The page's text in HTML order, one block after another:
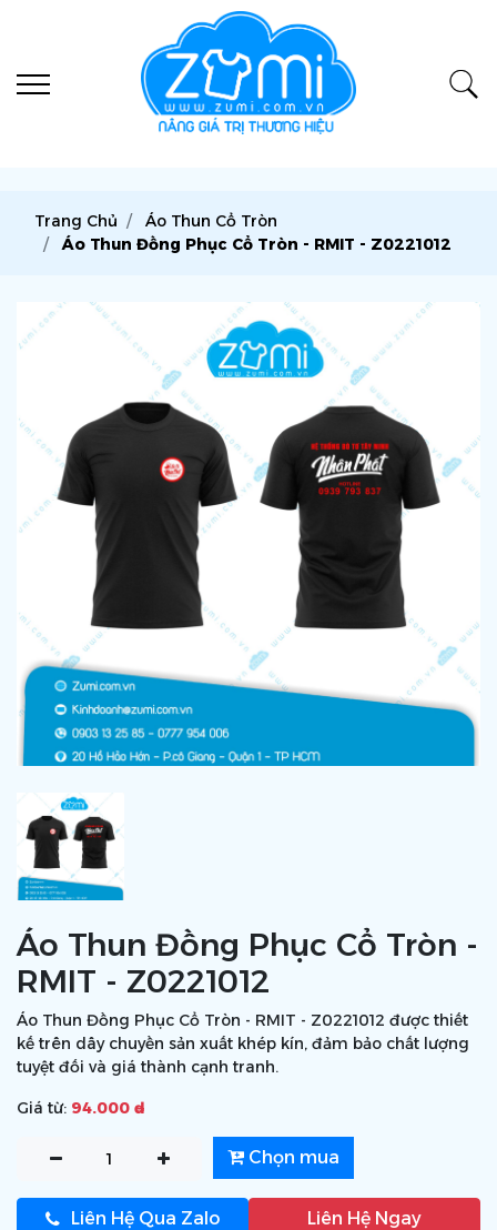
Trang Chủ
Áo Thun Cổ Tròn
Áo Thun Đồng Phục Cổ Tròn - RMIT - Z0221012
Áo Thun Đồng Phục Cổ Tròn -
RMIT - Z0221012
Áo Thun Đồng Phục Cổ Tròn - RMIT - Z0221012 được thiết
kế trên dây chuyền sản xuất khép kín, đảm bảo chất lượng
tuyệt đối và giá thành cạnh tranh.
Giá từ: 94.000 ₫
Chọn mua
Liên Hệ Qua Zalo Liên Hệ Ngay